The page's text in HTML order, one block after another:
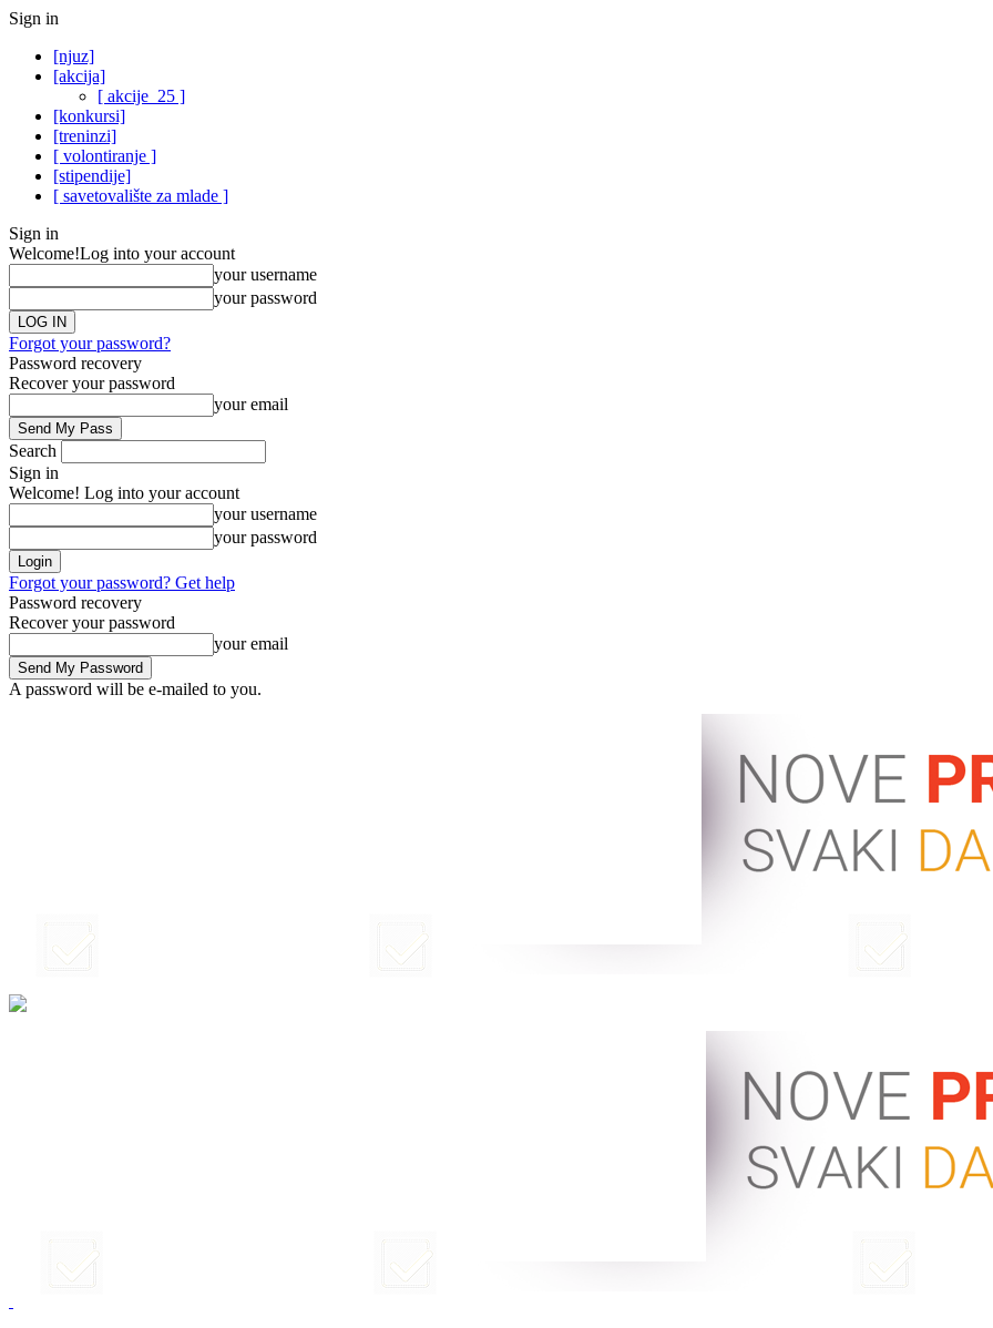
Sign in
[njuz]
[akcija]
[ akcije_25 ]
[konkursi]
[treninzi]
[ volontiranje ]
[stipendije]
[ savetovalište za mlade ]
Sign in
Welcome!Log into your account
your username
your password
Forgot your password?
Password recovery
Recover your password
your email
Search
Sign in
Welcome! Log into your account
your username
your password
Forgot your password? Get help
Password recovery
Recover your password
your email
A password will be e-mailed to you.